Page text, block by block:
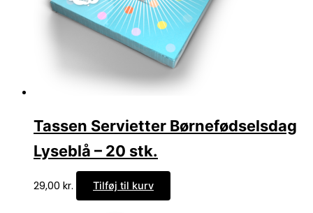
Tassen Servietter Børnefødselsdag
Lyseblå – 20 stk.
29,00 kr. Tilføj til kurv